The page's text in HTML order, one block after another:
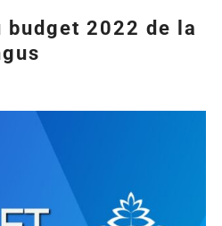
budget 2022 de la